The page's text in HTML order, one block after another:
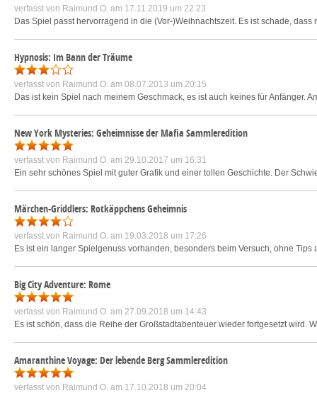
verfasst von Raimund O. am 17.11.2019 um 22:23
Das Spiel passt hervorragend in die (Vor-)Weihnachtszeit. Es ist schade,
Hypnosis: Im Bann der Träume
verfasst von Raimund O. am 08.07.2013 um 20:15
Das ist kein Spiel nach meinem Geschmack, es ist auch keines für Anfänger.
New York Mysteries: Geheimnisse der Mafia Sammleredition
verfasst von Raimund O. am 29.10.2017 um 16:31
Ein sehr schönes Spiel mit guter Grafik und einer tollen Geschichte. Der
Märchen-Griddlers: Rotkäppchens Geheimnis
verfasst von Raimund O. am 19.03.2018 um 17:26
Es ist ein langer Spielgenuss vorhanden, besonders beim Versuch, ohne
Big City Adventure: Rome
verfasst von Raimund O. am 27.09.2018 um 14:43
Es ist schön, dass die Reihe der Großstadtabenteuer wieder fortgesetzt wird.
Amaranthine Voyage: Der lebende Berg Sammleredition
verfasst von Raimund O. am 17.10.2018 um 20:04